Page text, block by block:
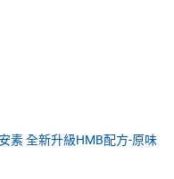
素 全新升級HMB配方-原味